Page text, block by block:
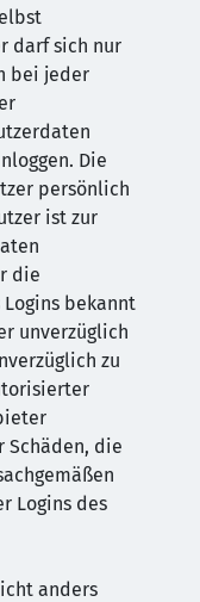
darf sich nur
bei jeder
Die
persönlich
ist zur
die
bekannt
unverzüglich
zu
die
Logins des
anders